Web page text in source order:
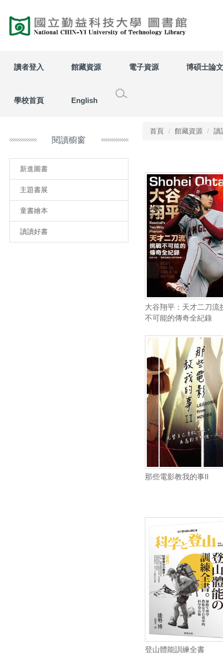
到
要
讀者登入 館藏資源 電子資源 博碩士論
學校首頁 English
閱讀櫥窗
新進圖書
主題書展
童書繪本
讀讀好書
首頁 館藏資源 讀
大谷翔平：天才二刀流
不可能的傳奇全紀錄
那些電影教我的事II
登山體能訓練全書